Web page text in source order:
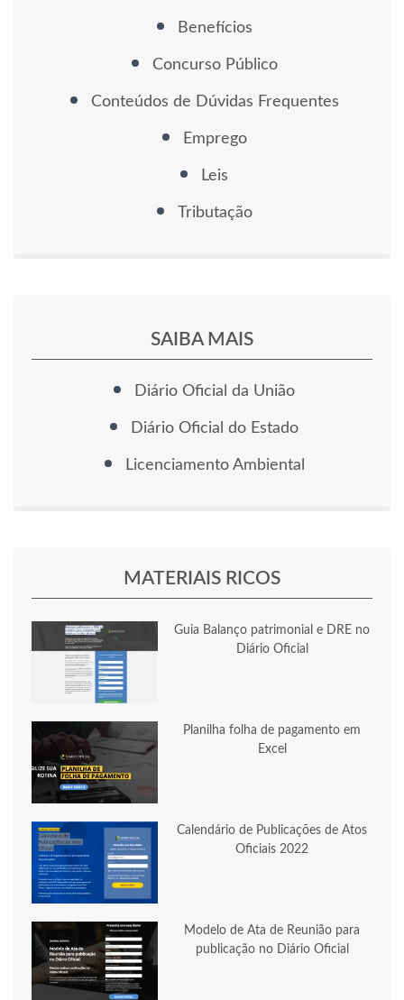
Benefícios
Concurso Público
Conteúdos de Dúvidas Frequentes
Emprego
Leis
Tributação
SAIBA MAIS
Diário Oficial da União
Diário Oficial do Estado
Licenciamento Ambiental
MATERIAIS RICOS
Guia Balanço patrimonial e DRE no
Diário Oficial
Planilha folha de pagamento em
Excel
Calendário de Publicações de Atos
Oficiais 2022
Modelo de Ata de Reunião para
publicação no Diário Oficial